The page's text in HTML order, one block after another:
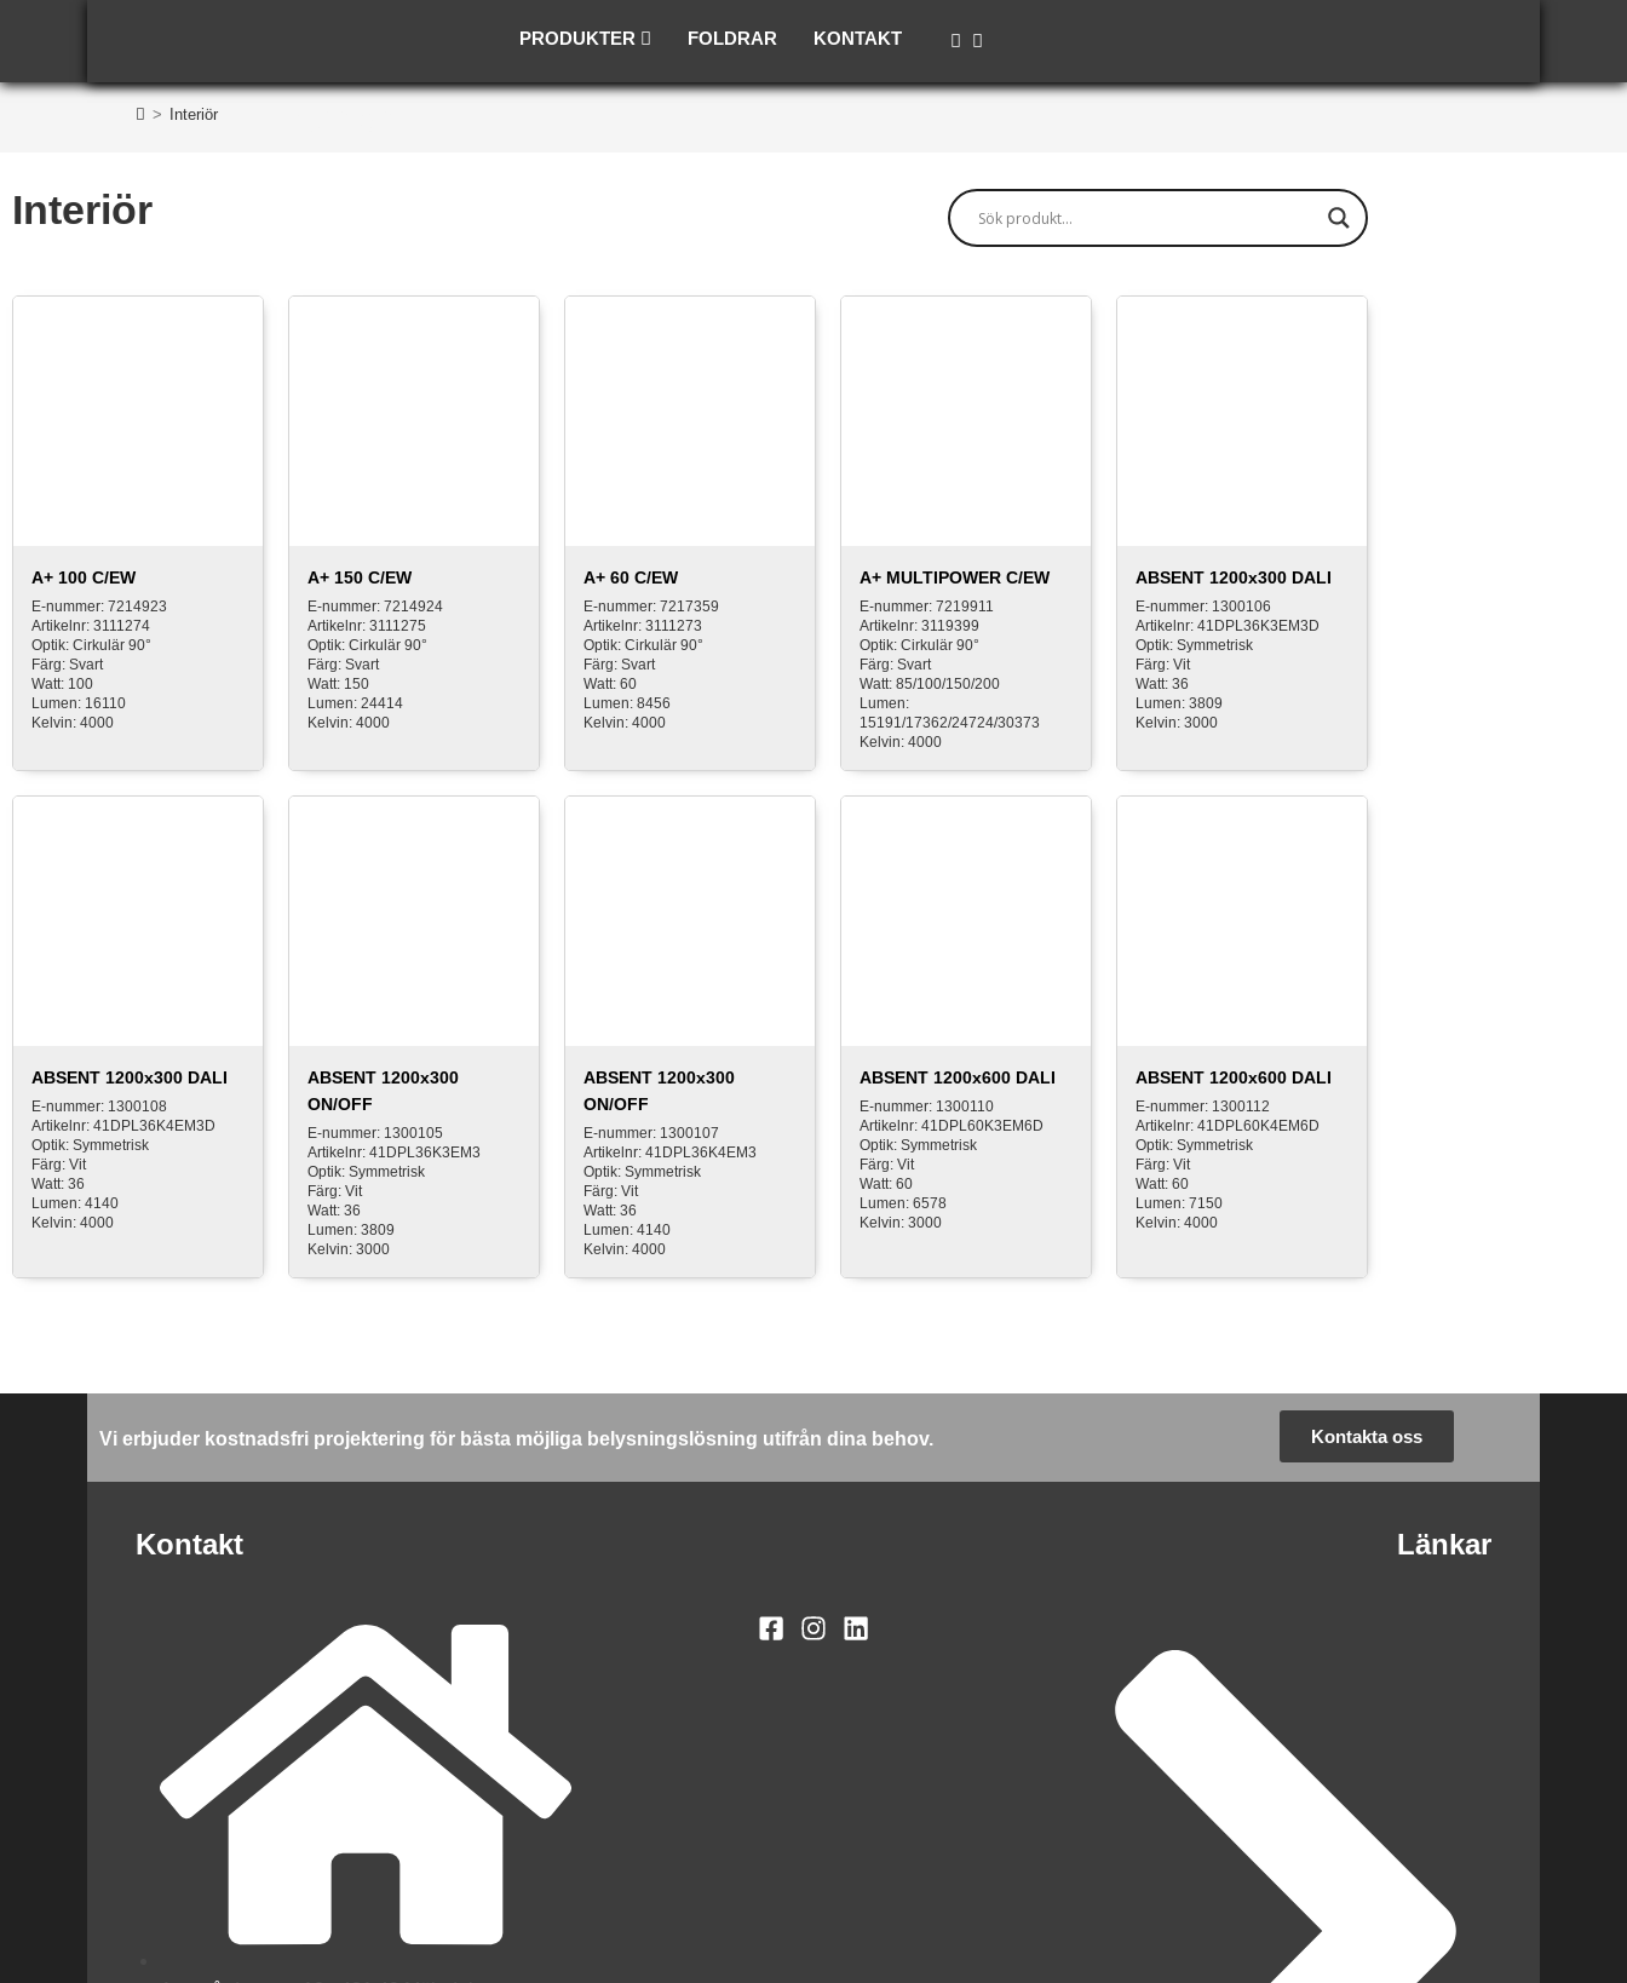
PRODUKTER FOLDRAR KONTAKT
> Interiör
Interiör
A+ 100 C/EW
E-nummer: 7214923
Artikelnr: 3111274
Optik: Cirkulär 90°
Färg: Svart
Watt: 100
Lumen: 16110
Kelvin: 4000
A+ 150 C/EW
E-nummer: 7214924
Artikelnr: 3111275
Optik: Cirkulär 90°
Färg: Svart
Watt: 150
Lumen: 24414
Kelvin: 4000
A+ 60 C/EW
E-nummer: 7217359
Artikelnr: 3111273
Optik: Cirkulär 90°
Färg: Svart
Watt: 60
Lumen: 8456
Kelvin: 4000
A+ MULTIPOWER C/EW
E-nummer: 7219911
Artikelnr: 3119399
Optik: Cirkulär 90°
Färg: Svart
Watt: 85/100/150/200
Lumen:
15191/17362/24724/30373
Kelvin: 4000
ABSENT 1200x300 DALI
E-nummer: 1300106
Artikelnr: 41DPL36K3EM3D
Optik: Symmetrisk
Färg: Vit
Watt: 36
Lumen: 3809
Kelvin: 3000
ABSENT 1200x300 DALI
E-nummer: 1300108
Artikelnr: 41DPL36K4EM3D
Optik: Symmetrisk
Färg: Vit
Watt: 36
Lumen: 4140
Kelvin: 4000
ABSENT 1200x300
ON/OFF
E-nummer: 1300105
Artikelnr: 41DPL36K3EM3
Optik: Symmetrisk
Färg: Vit
Watt: 36
Lumen: 3809
Kelvin: 3000
ABSENT 1200x300
ON/OFF
E-nummer: 1300107
Artikelnr: 41DPL36K4EM3
Optik: Symmetrisk
Färg: Vit
Watt: 36
Lumen: 4140
Kelvin: 4000
ABSENT 1200x600 DALI
E-nummer: 1300110
Artikelnr: 41DPL60K3EM6D
Optik: Symmetrisk
Färg: Vit
Watt: 60
Lumen: 6578
Kelvin: 3000
ABSENT 1200x600 DALI
E-nummer: 1300112
Artikelnr: 41DPL60K4EM6D
Optik: Symmetrisk
Färg: Vit
Watt: 60
Lumen: 7150
Kelvin: 4000
Vi erbjuder kostnadsfri projektering för bästa möjliga belysningslösning utifrån dina behov. Kontakta oss
Kontakt Länkar